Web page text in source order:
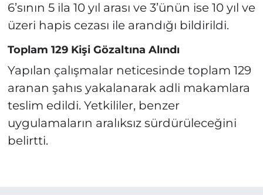
6’sının 5 ila 10 yıl arası ve 3’ünün ise 10 yıl ve
üzeri hapis cezası ile arandığı bildirildi.
Toplam 129 Kişi Gözaltına Alındı
Yapılan çalışmalar neticesinde toplam 129
aranan şahıs yakalanarak adli makamlara
teslim edildi. Yetkililer, benzer
uygulamaların aralıksız sürdürüleceğini
belirtti.